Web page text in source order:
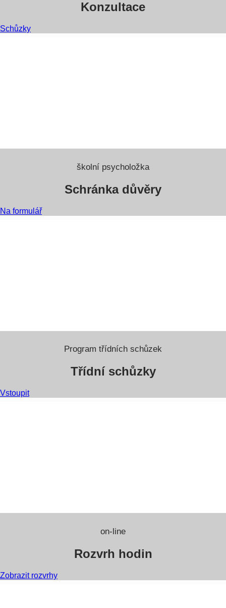
Konzultace
Schůzky
školní psycholožka
Schránka důvěry
Na formulář
Program třídních schůzek
Třídní schůzky
Vstoupit
on-line
Rozvrh hodin
Zobrazit rozvrhy